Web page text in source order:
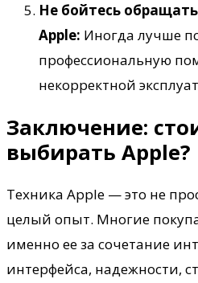
Не бойтесь
Apple: Иногда лучше
профессиональную
некорректной
Заключение:
выбирать Apple?
Техника Apple — это не
целый опыт. Многие
именно ее за сочетание
интерфейса, надежности,